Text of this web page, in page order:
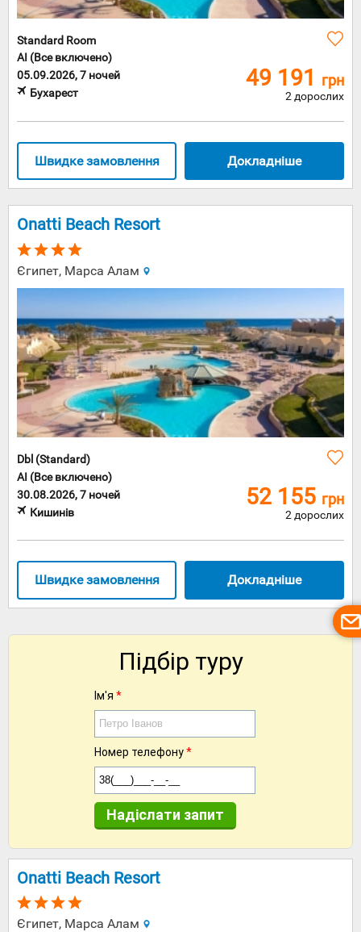
Standard Room
AI (Все включено)
05.09.2026, 7 ночей
Бухарест
49 191 грн
2 дорослих
Докладніше
Швидке замовлення
Onatti Beach Resort
Єгипет, Марса Алам
Dbl (Standard)
AI (Все включено)
30.08.2026, 7 ночей
Кишинів
52 155 грн
2 дорослих
Докладніше
Швидке замовлення
Підбір туру
Ім'я *
Номер телефону*
Надіслати запит
Onatti Beach Resort
Єгипет, Марса Алам